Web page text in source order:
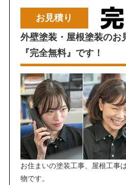
お見積り
外壁塗装・屋根塗装のお
『完全無料』です！
お住まいの塗装工事、屋根工事
物です。